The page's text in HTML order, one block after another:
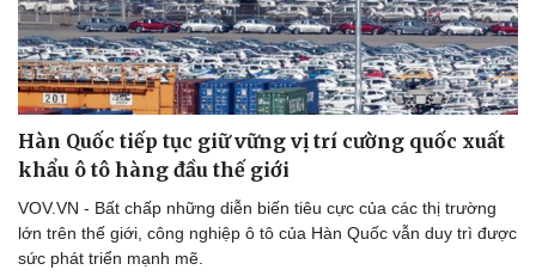
Hàn Quốc tiếp tục giữ vững vị trí cường quốc xuất
khẩu ô tô hàng đầu thế giới
VOV.VN - Bất chấp những diễn biến tiêu cực của các thị trường
lớn trên thế giới, công nghiệp ô tô của Hàn Quốc vẫn duy trì được
sức phát triển mạnh mẽ.